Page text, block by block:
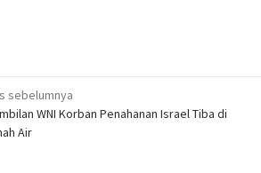
sebelumnya
WNI Korban Penahanan Israel Tiba di
Air